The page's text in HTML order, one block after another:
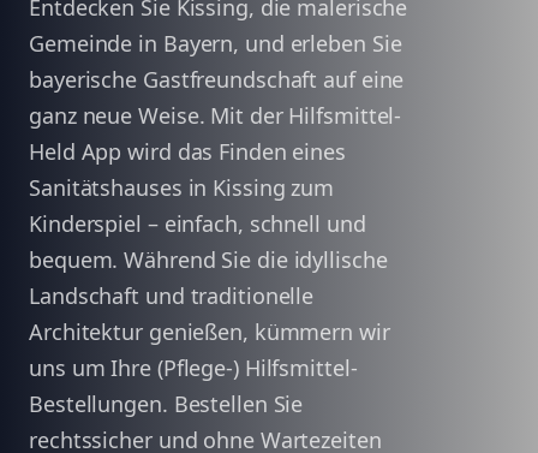
Entdecken Sie Kissing, die malerische
Gemeinde in Bayern, und erleben Sie
bayerische Gastfreundschaft auf eine
ganz neue Weise. Mit der Hilfsmittel-
Held App wird das Finden eines
Sanitätshauses in Kissing zum
Kinderspiel – einfach, schnell und
bequem. Während Sie die idyllische
Landschaft und traditionelle
Architektur genießen, kümmern wir
uns um Ihre (Pflege-) Hilfsmittel-
Bestellungen. Bestellen Sie
rechtssicher und ohne Wartezeiten